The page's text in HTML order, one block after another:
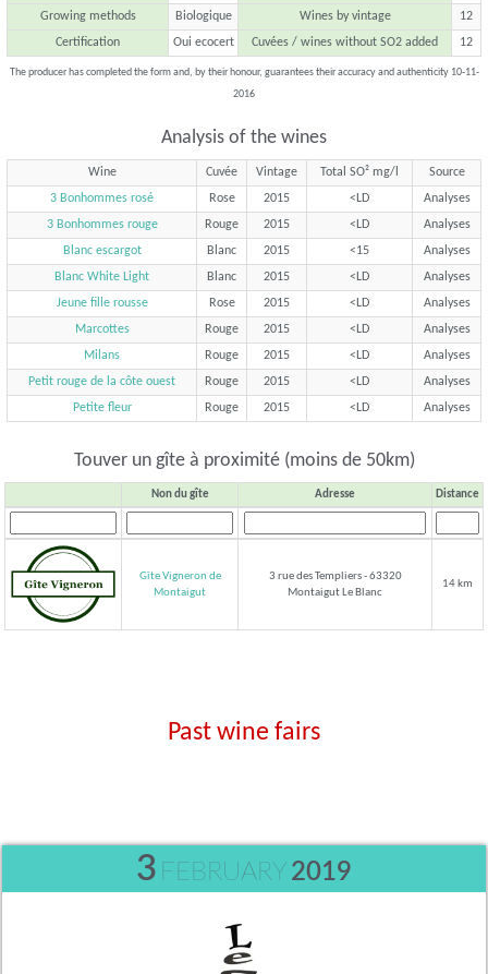
Growing methods
Biologique Wines by vintage
12
Certification
Oui ecocert Cuvées / wines without SO2 added 12
The producer has completed the form and, by their honour, guarantees their accuracy and authenticity 10-11-
2016
Analysis of the wines
Wine Cuvée Vintage Total SO² mg/l
Source
3 Bonhommes rosé
Rose 2015 <LD
Analyses
3 Bonhommes rouge
Rouge 2015 <LD
Analyses
Blanc escargot
Blanc 2015 <15
Analyses
Blanc White Light
Blanc 2015 <LD
Analyses
Jeune fille rousse
Rose 2015 <LD
Analyses
Marcottes
Rouge 2015 <LD
Analyses
Milans
Rouge 2015 <LD
Analyses
Petit rouge de la côte ouest
Rouge 2015 <LD
Analyses
Petite fleur
Rouge 2015 <LD Analyses
Touver un gîte à proximité (moins de 50km)
Non du gîte Adresse Distance
Gîte Vigneron de
Montaigut
3 rue des Templiers - 63320
Montaigut Le Blanc
14 km
Past wine fairs
3 FEBRUARY 2019